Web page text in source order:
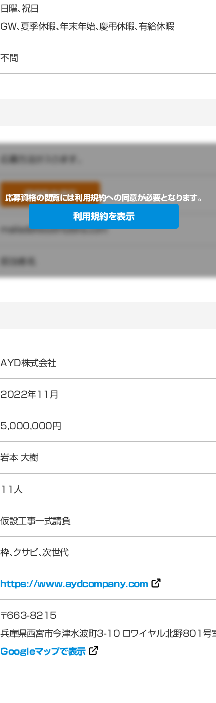
日曜、祝日
GW、夏季休暇、年末年始、慶弔休暇、有給休暇
不問
応募資格の閲覧には利用規約への同意が必要となります。
利用規約を表示
連絡先を表示
mailaddress@tobira.com
AYD株式会社
2022年11月
5,000,000円
岩本 大樹
11人
仮設工事一式請負
枠、クサビ、次世代
https://www.aydcompany.com
〒663-8215
Googleマップで表示